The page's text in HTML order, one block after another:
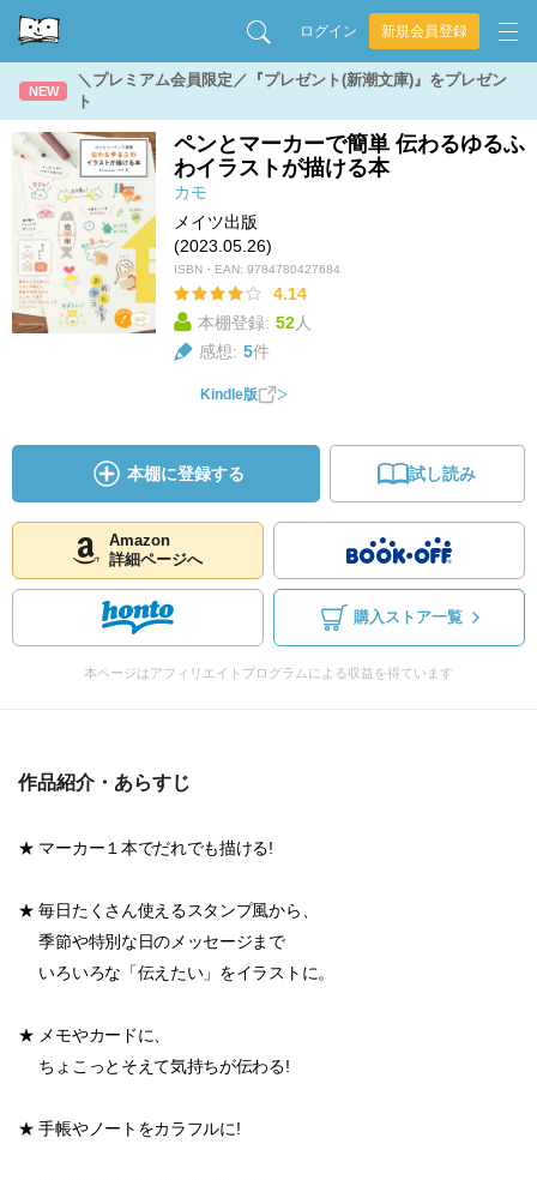
ログイン 新規会員登録
NEW
＼プレミアム会員限定／『プレゼント(新潮文庫)』をプレゼン
ト
ペンとマーカーで簡単 伝わるゆるふ
わイラストが描ける本
カモ
メイツ出版
(2023.05.26)
ISBN・EAN: 9784780427684
4.14
本棚登録: 52人
感想: 5件
Kindle版
本棚に登録する 試し読み
Amazon
詳細ページへ
購入ストア一覧
本ページはアフィリエイトプログラムによる収益を得ています
作品紹介・あらすじ
★ マーカー１本でだれでも描ける!
★ 毎日たくさん使えるスタンプ風から、
季節や特別な日のメッセージまで
いろいろな「伝えたい」をイラストに。
★ メモやカードに、
ちょこっとそえて気持ちが伝わる!
★ 手帳やノートをカラフルに!